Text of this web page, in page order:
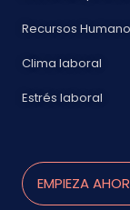
Recursos
Clima laboral
Estrés laboral
EMPIEZA